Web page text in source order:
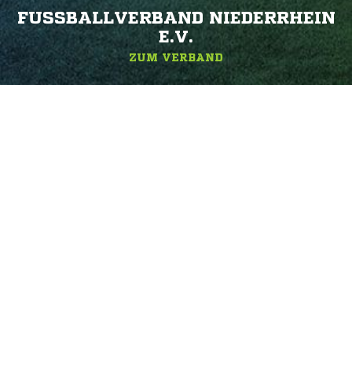
FUSSBALLVERBAND NIEDERRHEIN E
.V.
ZUM VERBAND